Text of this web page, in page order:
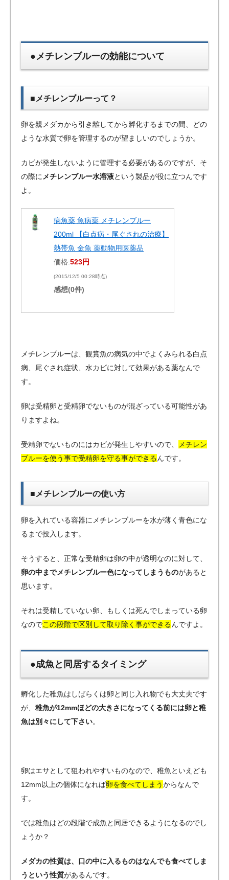
●メチレンブルーの効能について
■メチレンブルーって？
卵を親メダカから引き離してから孵化するまでの間、どの
ような水質で卵を管理するのが望ましいのでしょうか。
カビが発生しないように管理する必要があるのですが、そ
の際に メチレンブルー水溶液という製品が役に立つんです
よ。
病魚薬 魚病薬 メチレンブルー
200ml 【白点病・尾ぐされの治療】
熱帯魚 金魚 薬動物用医薬品
価格:523円
(2015/12/5 00:28時点)
感想(0件)
メチレンブルーは、観賞魚の病気の中でよくみられる白点
病、尾ぐされ症状、水カビに対して効果がある薬なんで
す。
卵は受精卵と受精卵でないものが混ざっている可能性があ
りますよね。
受精卵でないものにはカビが発生しやすいので、
メチレン
ブルーを使う事で受精卵を守る事ができる んです。
■メチレンブルーの使い方
卵を入れている容器にメチレンブルーを水が薄く青色にな
るまで投入します。
そうすると、正常な受精卵は卵の中が透明なのに対して、
卵の中までメチレンブルー色になってしまうものがあると
思います。
それは受精していない卵、もしくは死んでしまっている卵
なのでこの段階で区別して取り除く事ができる んですよ。
●成魚と同居するタイミング
孵化した稚魚はしばらくは卵と同じ入れ物でも大丈夫です
が、 稚魚が12mmほどの大きさになってくる前には卵と稚
魚は別々にして下さい。
卵はエサとして狙われやすいものなので、稚魚といえども
12mm以上の個体になれば卵を食べてしまうからなんで
す。
では稚魚はどの段階で成魚と同居できるようになるのでし
ょうか？
メダカの性質は、口の中に入るものはなんでも食べてしま
うという性質があるんです。